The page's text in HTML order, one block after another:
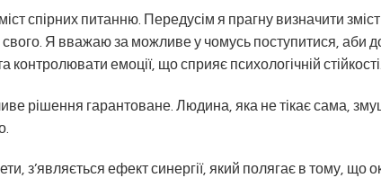
спірних питанню. Передусім я прагну визначити
Я вважаю за можливе у чомусь поступитися, аби
контролювати емоції, що сприяє психологічній стійкості.
рішення гарантоване. Людина, яка не тікає сама,
з’являється ефект синергії, який полягає в тому, що